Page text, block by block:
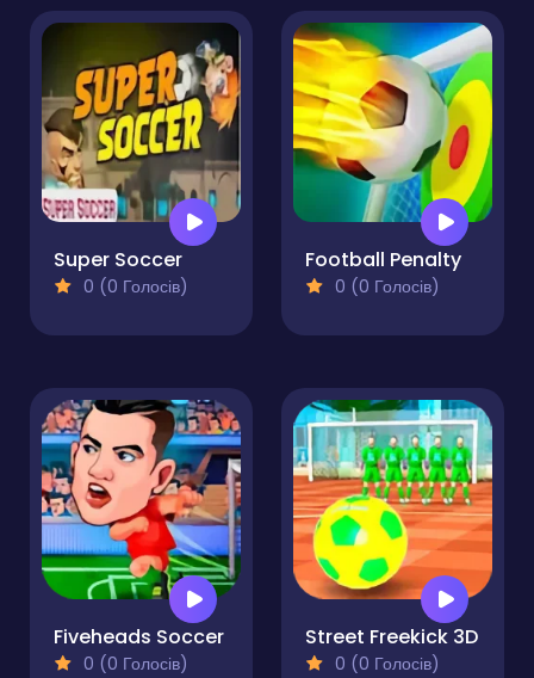
Super Soccer
0 (0 Голосів)
Football Penalty
0 (0 Голосів)
Fiveheads Soccer
0 (0 Голосів)
Street Freekick 3D
0 (0 Голосів)